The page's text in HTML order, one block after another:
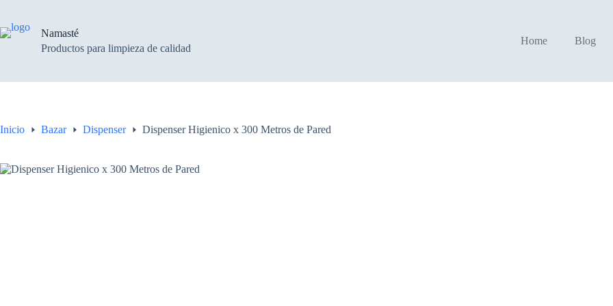
contenidoNamasté
Productos para limpieza de calidad
Home Blog
Inicio Bazar Dispenser Dispenser Higienico x 300 Metros de Pared